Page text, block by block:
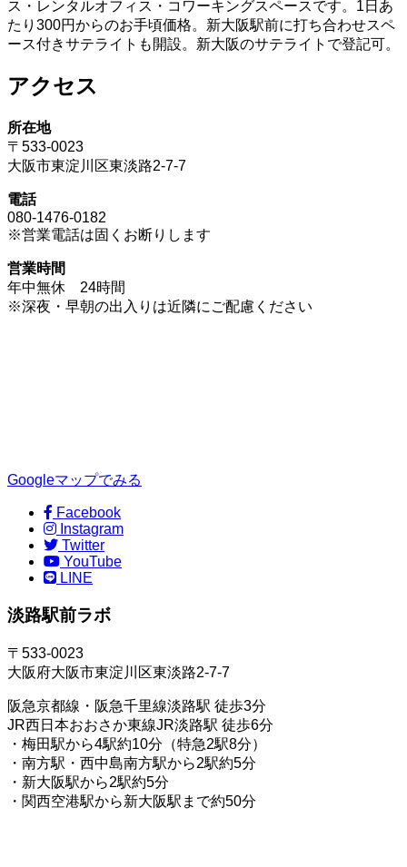
ス・レンタルオフィス・コワーキングスペースです。1日あ
たり300円からのお手頃価格。新大阪駅前に打ち合わせスペ
ース付きサテライトも開設。新大阪のサテライトで登記可。
アクセス
所在地
〒533-0023
大阪市東淀川区東淡路2-7-7
電話
080-1476-0182
※営業電話は固くお断りします
営業時間
年中無休 24時間
※深夜・早朝の出入りは近隣にご配慮ください
Googleマップでみる
Facebook
Instagram
Twitter
YouTube
LINE
淡路駅前ラボ
〒533-0023
大阪府大阪市東淀川区東淡路2-7-7
阪急京都線・阪急千里線淡路駅 徒歩3分
JR西日本おおさか東線JR淡路駅 徒歩6分
・梅田駅から4駅約10分（特急2駅8分）
・南方駅・西中島南方駅から2駅約5分
・新大阪駅から2駅約5分
・関西空港駅から新大阪駅まで約50分